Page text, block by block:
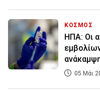
ΚΟΣΜΟΣ
ΗΠΑ: Οι
05 Μάι